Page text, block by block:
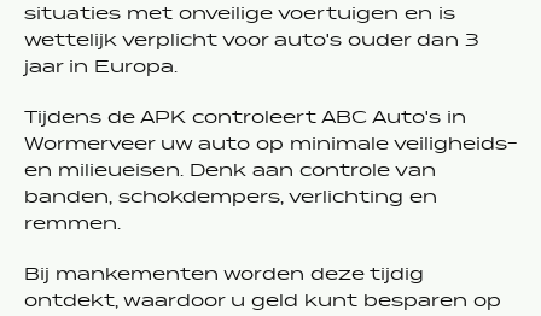
situaties met onveilige voertuigen en is
wettelijk verplicht voor auto's ouder dan 3
jaar in Europa.
Tijdens de APK controleert ABC Auto's in
Wormerveer uw auto op minimale veiligheids-
en milieueisen. Denk aan controle van
banden, schokdempers, verlichting en
remmen.
Bij mankementen worden deze tijdig
ontdekt, waardoor u geld kunt besparen op